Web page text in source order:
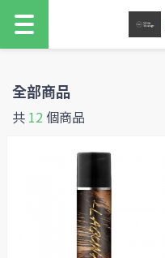
全部商品
共 12個商品